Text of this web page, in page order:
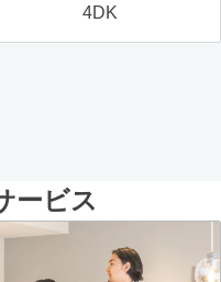
4DK
ービス